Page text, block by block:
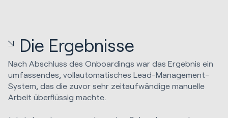
Die Ergebnisse
Nach Abschluss des Onboardings war das Ergebnis ein
umfassendes, vollautomatisches Lead-Management-
System, das die zuvor sehr zeitaufwändige manuelle
Arbeit überflüssig machte.